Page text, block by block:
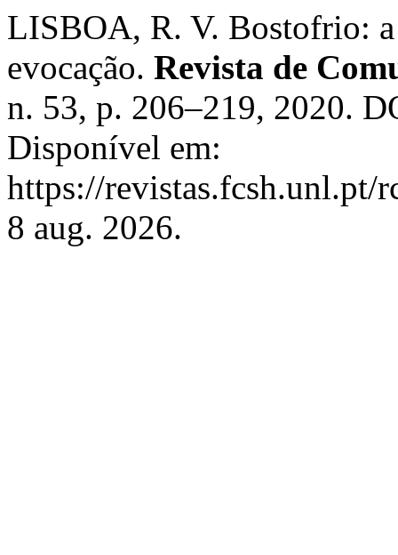
LISBOA, R. V. Bostofrio:
evocação. Revista de
n. 53, p. 206–219, 2020.
Disponível em:
https://revistas.fcsh.unl.pt/
8 aug. 2026.